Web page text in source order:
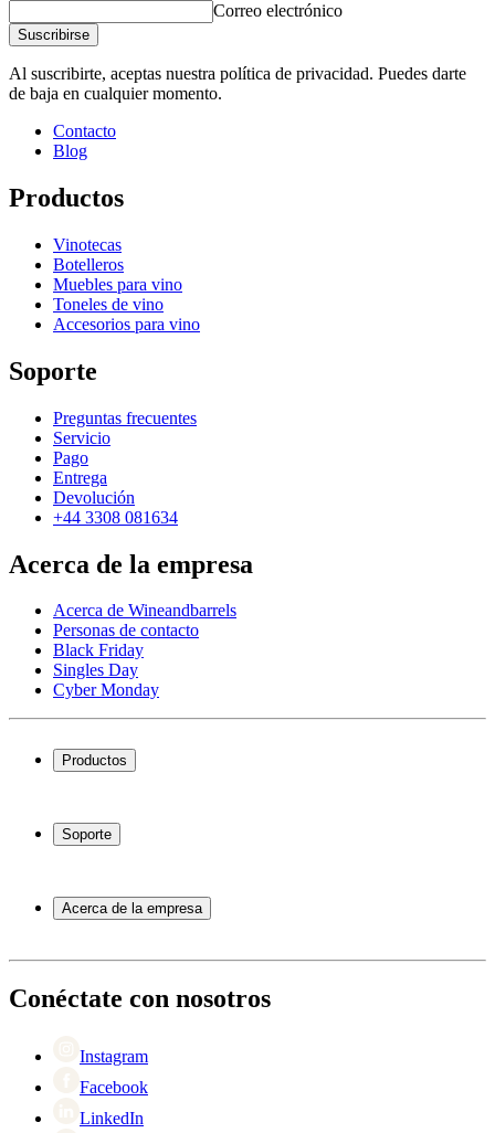
Correo electrónico
Suscribirse
Al suscribirte, aceptas nuestra política de privacidad. Puedes darte
de baja en cualquier momento.
Contacto
Blog
Productos
Vinotecas
Botelleros
Muebles para vino
Toneles de vino
Accesorios para vino
Soporte
Preguntas frecuentes
Servicio
Pago
Entrega
Devolución
+44 3308 081634
Acerca de la empresa
Acerca de Wineandbarrels
Personas de contacto
Black Friday
Singles Day
Cyber Monday
Productos
Botelleros
Muebles para vino
Soporte
Servicio
Pago
Devolución
Acerca de la empresa
Black Friday
Singles Day
Conéctate con nosotros
Instagram
Facebook
LinkedIn